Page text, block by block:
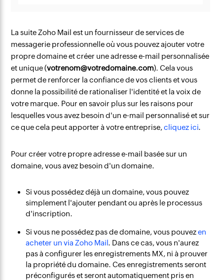
La suite Zoho Mail est un fournisseur de services de
messagerie professionnelle où vous pouvez ajouter votre
propre domaine et créer une adresse e-mail personnalisée
et unique (votrenom@votredomaine.com). Cela vous
permet de renforcer la confiance de vos clients et vous
donne la possibilité de rationaliser l'identité et la voix de
votre marque. Pour en savoir plus sur les raisons pour
lesquelles vous avez besoin d'un e-mail personnalisé et sur
ce que cela peut apporter à votre entreprise,cliquez ici.
Pour créer votre propre adresse e-mail basée sur un
domaine, vous avez besoin d'un domaine.
Si vous possédez déjà un domaine, vous pouvez
simplement l'ajouter pendant ou après le processus
d'inscription.
Si vous ne possédez pas de domaine, vous pouvezen
acheter un via Zoho Mail. Dans ce cas, vous n'aurez
pas à configurer les enregistrements MX, ni à prouver
la propriété du domaine. Ces enregistrements seront
préconfigurés et seront automatiquement pris en